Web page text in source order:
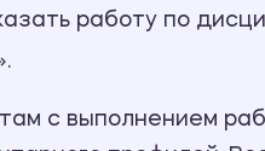
работу по
с выполнением